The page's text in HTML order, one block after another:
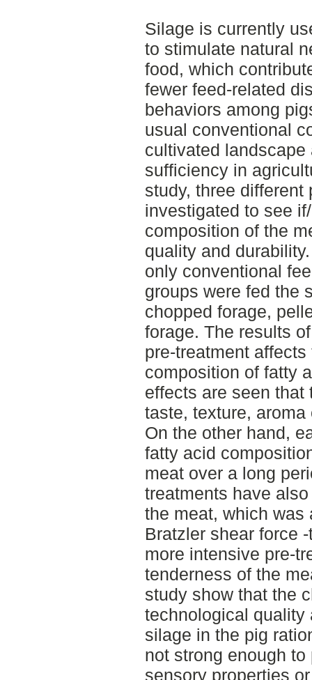
Silage is currently
to stimulate natural
food, which
fewer feed-related
behaviors among
usual conventional
cultivated
sufficiency in
study, three different
investigated to see
composition of the
quality and
only conventional
groups were fed the
chopped forage,
forage. The results
pre-treatment
composition of fatty
effects are seen that
taste, texture,
On the other hand,
fatty acid
meat over a long
treatments have
the meat, which was
Bratzler shear force
more intensive pre-
tenderness of the
study show that the
technological quality
silage in the pig
not strong enough
sensory properties